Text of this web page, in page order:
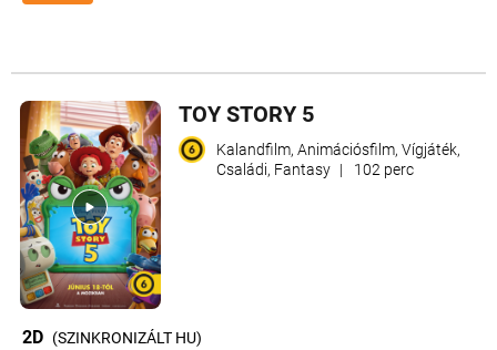
TOY STORY 5
Kalandfilm, Animációsfilm, Vígjáték,
Családi, Fantasy | 102 perc
2D (SZINKRONIZÁLT HU)